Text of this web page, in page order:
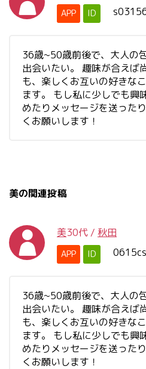
APP ID
36歳~50歳前後で、大人の
出会いたい。 趣味が合えば
も、楽しくお互いの好きな
ます。 もし私に少しでも興
めたりメッセージを送った
くお願いします！
美の関連投稿
美30代 / 秋田
APP ID
36歳~50歳前後で、大人の
出会いたい。 趣味が合えば
も、楽しくお互いの好きな
ます。 もし私に少しでも興
めたりメッセージを送った
くお願いします！